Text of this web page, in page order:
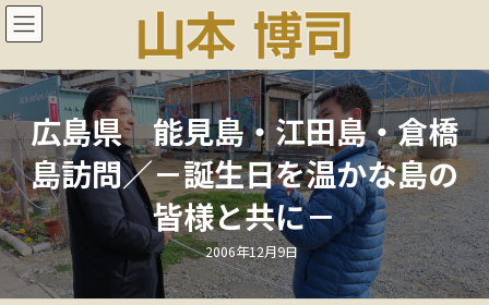
コ
ン
ン
ツ
へ
ス
キ
ッ
プ
ナ
ビ
ー
シ
ョ
ン
に
移
動
広島県 能見島・江田島・倉橋
島訪問／－誕生日を温かな島の
皆様と共に－
最
終
更
新
2006年12月9日